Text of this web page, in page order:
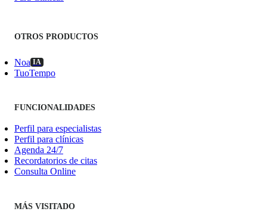
OTROS PRODUCTOS
Noa IA
TuoTempo
FUNCIONALIDADES
Perfil para especialistas
Perfil para clínicas
Agenda 24/7
Recordatorios de citas
Consulta Online
MÁS VISITADO